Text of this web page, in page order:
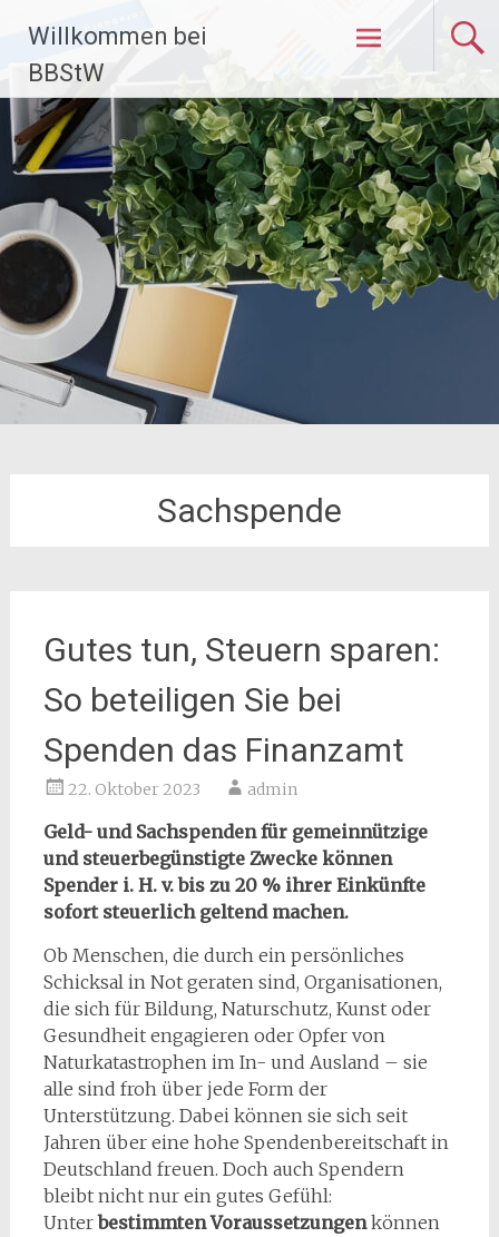
Inhalt
springen
Willkommen bei
BBStW
Sachspende
Gutes tun, Steuern sparen:
So beteiligen Sie bei
Spenden das Finanzamt
22. Oktober 2023 admin
Geld- und Sachspenden für gemeinnützige
und steuerbegünstigte Zwecke können
Spender i. H. v. bis zu 20 % ihrer Einkünfte
sofort steuerlich geltend machen.
Ob Menschen, die durch ein persönliches
Schicksal in Not geraten sind, Organisationen,
die sich für Bildung, Naturschutz, Kunst oder
Gesundheit engagieren oder Opfer von
Naturkatastrophen im In- und Ausland – sie
alle sind froh über jede Form der
Unterstützung. Dabei können sie sich seit
Jahren über eine hohe Spendenbereitschaft in
Deutschland freuen. Doch auch Spendern
bleibt nicht nur ein gutes Gefühl:
Unterbestimmten Voraussetzungenkönnen